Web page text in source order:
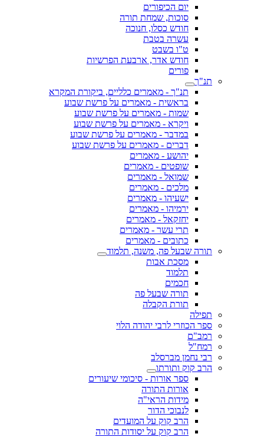
יום הכיפורים
סוכות, שמחת תורה
חודש כסלו, חנוכה
עשרה בטבת
ט"ו בשבט
חודש אדר, ארבעת הפרשיות
פורים
תנ"ך
תנ"ך - מאמרים כלליים, ביקורת המקרא
בראשית - מאמרים על פרשת שבוע
שמות - מאמרים על פרשת שבוע
ויקרא - מאמרים על פרשת שבוע
במדבר - מאמרים על פרשת שבוע
דברים - מאמרים על פרשת שבוע
יהושע - מאמרים
שופטים - מאמרים
שמואל - מאמרים
מלכים - מאמרים
ישעיהו - מאמרים
ירמיהו - מאמרים
יחזקאל - מאמרים
תרי עשר - מאמרים
כתובים - מאמרים
תורה שבעל פה, משנה, תלמוד
מסכת אבות
תלמוד
חכמים
תורה שבעל פה
תורת הקבלה
תפילה
ספר הכוזרי לרבי יהודה הלוי
רמב"ם
רמח"ל
רבי נחמן מברסלב
הרב קוק ותורתו
ספר אורות - סיכומי שיעורים
אורות התורה
מידות הראי"ה
לנבוכי הדור
הרב קוק על המועדים
הרב קוק על יסודות התורה